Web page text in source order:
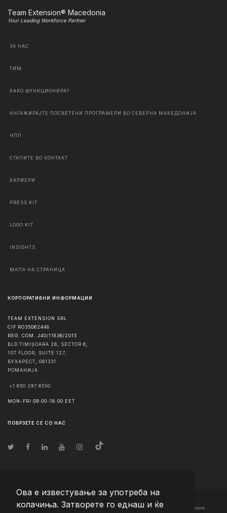
Ова е известување за употреба на
колачиња. Затворете го еднаш и ќе
Team Extension® Macedonia
Your Leading Workforce Partner
ЗА НАС
ТИМ
КАКО ФУНКЦИОНИРА?
АНГАЖИРАЈТЕ ПОСВЕТЕНИ ПРОГРАМЕРИ ВО СЕВЕРНА МАКЕДОНИЈА
ЧПП
СТАПИТЕ ВО КОНТАКТ
КАРИЕРИ
PRESS KIT
LOGO KIT
INSIGHTS
МАПА НА СТРАНИЦА
КОРПОРАТИВНИ ИНФОРМАЦИИ
TEAM EXTENSION SRL
CIF RO35062448
REG. COM. J40/11836/2015
BLD TIMIȘOARA 26, SECTOR 6,
1ST FLOOR, SUITE 127,
БУХАРЕСТ
061331
РОМАНИЈА
+1 650 297 6550
MON-FRI 09:00-18:00 EET
ПОВРЗЕТЕ СЕ СО НАС
© Авторско право2026 Team Extension Macedonia - Сите права задржани